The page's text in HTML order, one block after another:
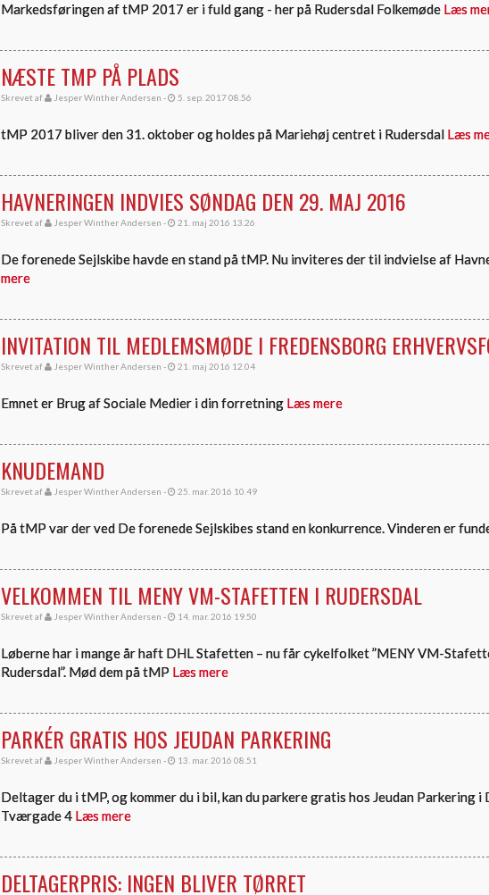
Markedsføringen af tMP 2017 er i fuld gang - her på Rudersdal Folkemøde Læs
NÆSTE TMP PÅ PLADS
Skrevet af Jesper Winther Andersen - 5. sep. 2017 08.56
tMP 2017 bliver den 31. oktober og holdes på Mariehøj centret i Rudersdal Læs
HAVNERINGEN INDVIES SØNDAG DEN 29. MAJ 2016
Skrevet af Jesper Winther Andersen - 21. maj 2016 13.26
De forenede Sejlskibe havde en stand på tMP. Nu inviteres der til indvielse af
mere
INVITATION TIL MEDLEMSMØDE I FREDENSBORG
Skrevet af Jesper Winther Andersen - 21. maj 2016 12.04
Emnet er Brug af Sociale Medier i din forretning Læs mere
KNUDEMAND
Skrevet af Jesper Winther Andersen - 25. mar. 2016 10.49
På tMP var der ved De forenede Sejlskibes stand en konkurrence. Vinderen er
VELKOMMEN TIL MENY VM-STAFETTEN I RUDERSDAL
Skrevet af Jesper Winther Andersen - 14. mar. 2016 19.50
Løberne har i mange år haft DHL Stafetten – nu får cykelfolket ”MENY VM-
Rudersdal”. Mød dem på tMP Læs mere
PARKÉR GRATIS HOS JEUDAN PARKERING
Skrevet af Jesper Winther Andersen - 13. mar. 2016 08.51
Deltager du i tMP, og kommer du i bil, kan du parkere gratis hos Jeudan Parkering i
Tværgade 4 Læs mere
DELTAGERPRIS: INGEN BLIVER TØRRET